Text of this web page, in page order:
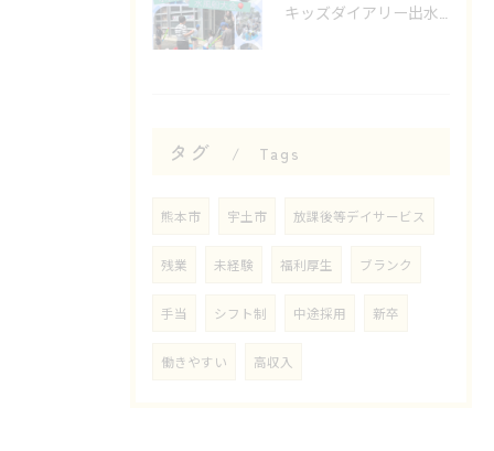
タグ Tags
熊本市 宇土市 放課後等デイサービス
残業 未経験 福利厚生 ブランク
手当 シフト制 中途採用 新卒
働きやすい 高収入